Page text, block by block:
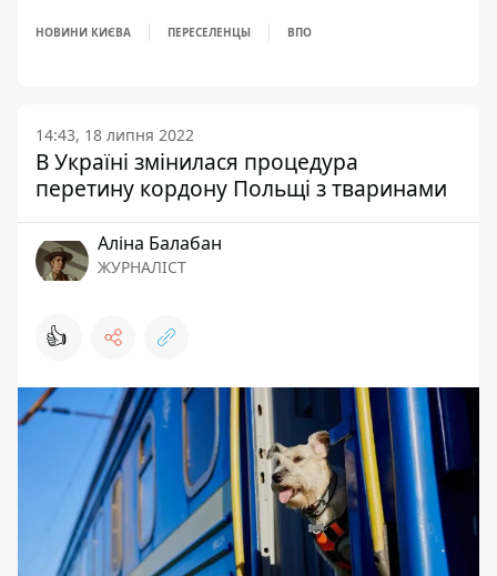
НОВИНИ КИЄВА ПЕРЕСЕЛЕНЦЫ ВПО
14:43, 18 липня 2022
В Україні змінилася процедура
перетину кордону Польщі з тваринами
Аліна Балабан
ЖУРНАЛІСТ
👍